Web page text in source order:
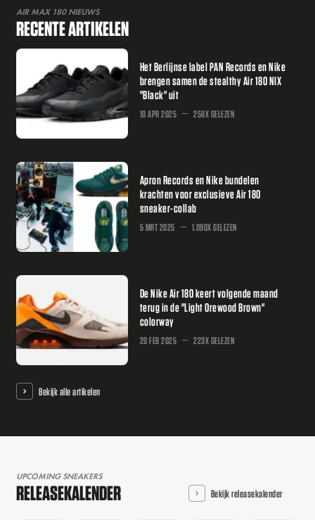
AIR MAX 180 NIEUWS
RECENTE ARTIKELEN
Het Berlijnse label PAN Records en Nike
brengen samen de stealthy Air 180 NIX
"Black" uit
10 APR 2025 258X GELEZEN
Apron Records en Nike bundelen
krachten voor exclusieve Air 180
sneaker-collab
5 MRT 2025 1.090X GELEZEN
De Nike Air 180 keert volgende maand
terug in de "Light Orewood Brown"
colorway
20 FEB 2025 223X GELEZEN
Bekijk alle artikelen
UPCOMING SNEAKERS
RELEASEKALENDER Bekijk releasekalender